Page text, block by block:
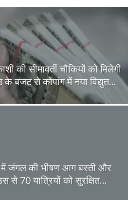
की सीमावर्ती चौकियों को मिलेगी
बजट से कोपांग में नया विद्युत...
जंगल की भीषण आग बस्ती और
से 70 यात्रियों को सुरक्षित...